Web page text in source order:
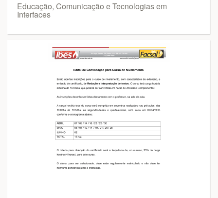
Educação, Comunicação e Tecnologias em
Interfaces